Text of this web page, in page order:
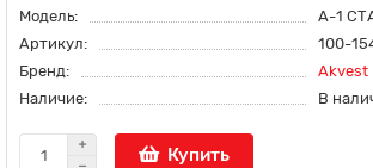
Модель:
А-1
Артикул:
100-
Бренд:
Akvest
Наличие:
В
Купить